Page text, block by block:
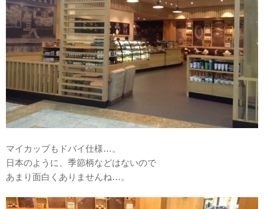
マイカップもドバイ仕様…。
日本のように、季節柄などはないので
あまり面白くありませんね…。